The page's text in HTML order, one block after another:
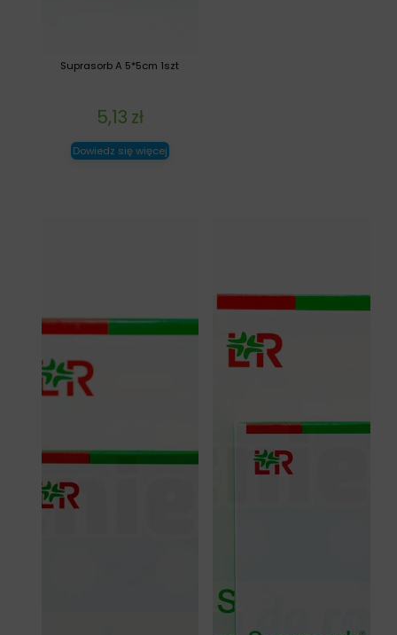
Suprasorb A 5*5cm 1szt
5,13 zł
Dowiedz się więcej